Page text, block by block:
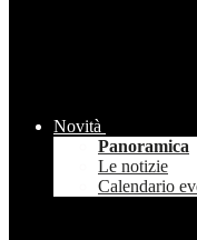
Novità
Panoramica
Le notizie
Calendario